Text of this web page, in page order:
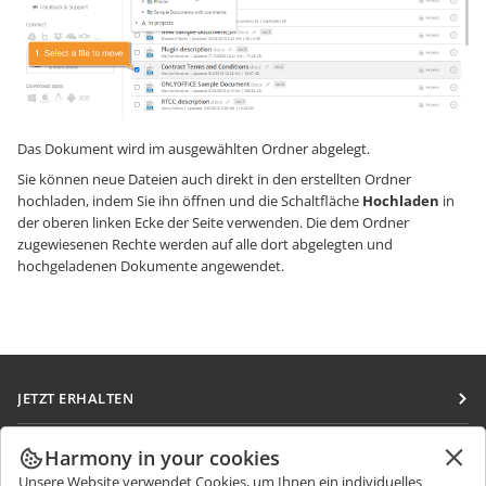
Das Dokument wird im ausgewählten Ordner abgelegt.
Sie können neue Dateien auch direkt in den erstellten Ordner
hochladen, indem Sie ihn öffnen und die Schaltfläche Hochladen in
der oberen linken Ecke der Seite verwenden. Die dem Ordner
zugewiesenen Rechte werden auf alle dort abgelegten und
hochgeladenen Dokumente angewendet.
JETZT ERHALTEN
Docs
DocSpace
ZUSAMMENARBEITEN
Harmony in your cookies
Unsere Website verwendet Cookies, um Ihnen ein individuelles